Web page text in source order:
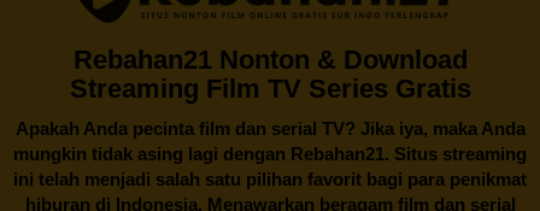
Rebahan21 Nonton & Download
Streaming Film TV Series Gratis
Apakah Anda pecinta film dan serial TV? Jika iya, maka Anda
mungkin tidak asing lagi dengan Rebahan21. Situs streaming
ini telah menjadi salah satu pilihan favorit bagi para penikmat
hiburan di Indonesia. Menawarkan beragam film dan serial